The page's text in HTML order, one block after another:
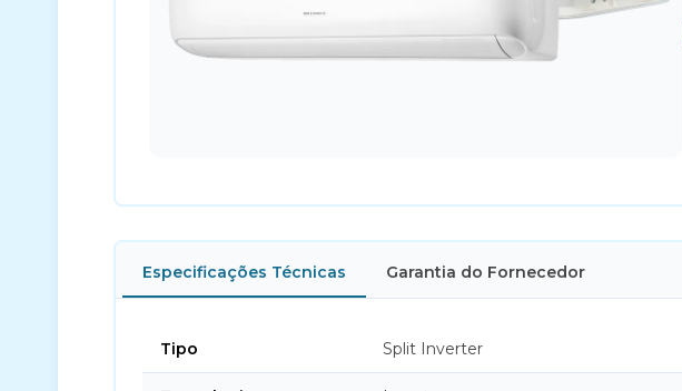
Especificações Técnicas Garantia do Fornecedor
Tipo Split Inverter